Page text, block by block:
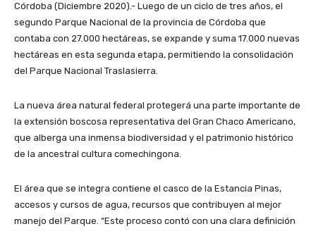
Córdoba (Diciembre 2020).- Luego de un ciclo de tres años, el
segundo Parque Nacional de la provincia de Córdoba que
contaba con 27.000 hectáreas, se expande y suma 17.000 nuevas
hectáreas en esta segunda etapa, permitiendo la consolidación
del Parque Nacional Traslasierra.
La nueva área natural federal protegerá una parte importante de
la extensión boscosa representativa del Gran Chaco Americano,
que alberga una inmensa biodiversidad y el patrimonio histórico
de la ancestral cultura comechingona.
El área que se integra contiene el casco de la Estancia Pinas,
accesos y cursos de agua, recursos que contribuyen al mejor
manejo del Parque. “Este proceso contó con una clara definición